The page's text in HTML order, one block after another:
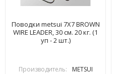
Поводки metsui 7X7 BROWN
WIRE LEADER, 30 см. 20 кг. (1
уп - 2 шт.)
Производитель: METSUI